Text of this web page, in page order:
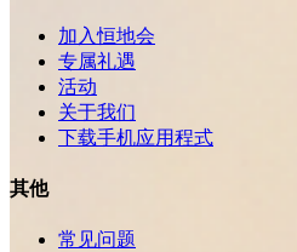
加入恒地会
专属礼遇
活动
关于我们
下载手机应用程式
其他
常见问题